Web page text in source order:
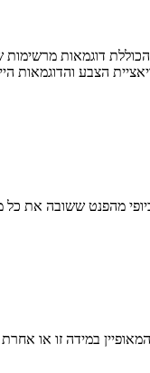
דוגמאות
הצבע והדוגמאות
מהפנט ששובה את כל